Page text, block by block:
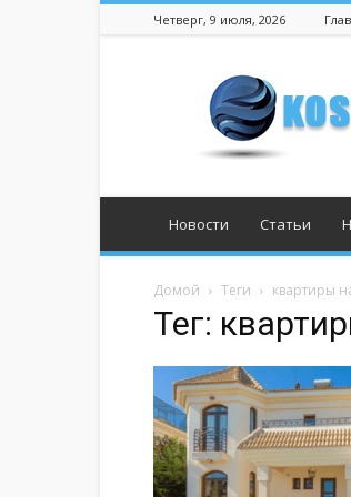
Четверг, 9 июля, 2026
Новости Статьи
Домой Теги квартиры
Тег: